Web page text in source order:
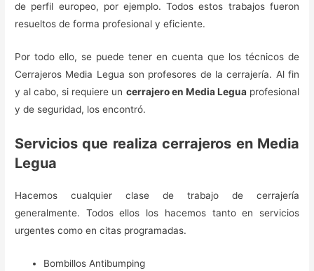
de perfil europeo, por ejemplo. Todos estos trabajos fueron
resueltos de forma profesional y eficiente.
Por todo ello, se puede tener en cuenta que los técnicos de
Cerrajeros Media Legua son profesores de la cerrajería. Al fin
y al cabo, si requiere un cerrajero en Media Leguaprofesional
y de seguridad, los encontró.
Servicios que realiza cerrajeros en Media
Legua
Hacemos cualquier clase de trabajo de cerrajería
generalmente. Todos ellos los hacemos tanto en servicios
urgentes como en citas programadas.
Bombillos Antibumping